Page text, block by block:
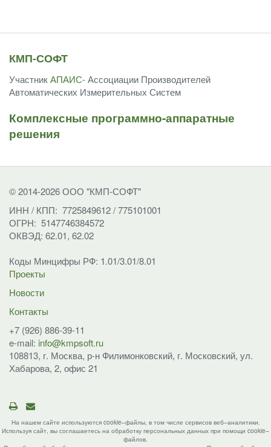
КМП-СОФТ
УчастникАПАИС- Ассоциации Производителей
Автоматических Измерительных Систем
Комплексные программно-аппаратные
решения
© 2014-2026 ООО "КМП-СОФТ"
ИНН / КПП: 7725849612 / 775101001
ОГРН: 5147746384572
ОКВЭД: 62.01, 62.02
Коды Минцифры РФ: 1.01/3.01/8.01
Проекты
Новости
Контакты
+7 (926) 886-39-11
e-mail: info@kmpsoft.ru
108813, г. Москва, р-н Филимонковский, г. Московский, ул.
Хабарова, 2, офис 21
На нашем сайте используются cookie–файлы, в том числе сервисов веб–аналитики.
Используя сайт, вы соглашаетесь на обработку персональных данных при помощи cookie–
файлов.